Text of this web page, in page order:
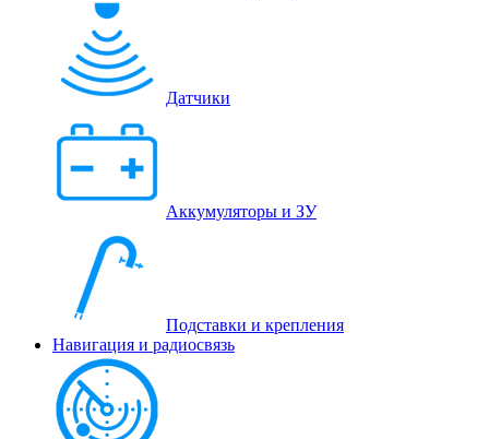
Датчики
Аккумуляторы и ЗУ
Подставки и крепления
Навигация и радиосвязь